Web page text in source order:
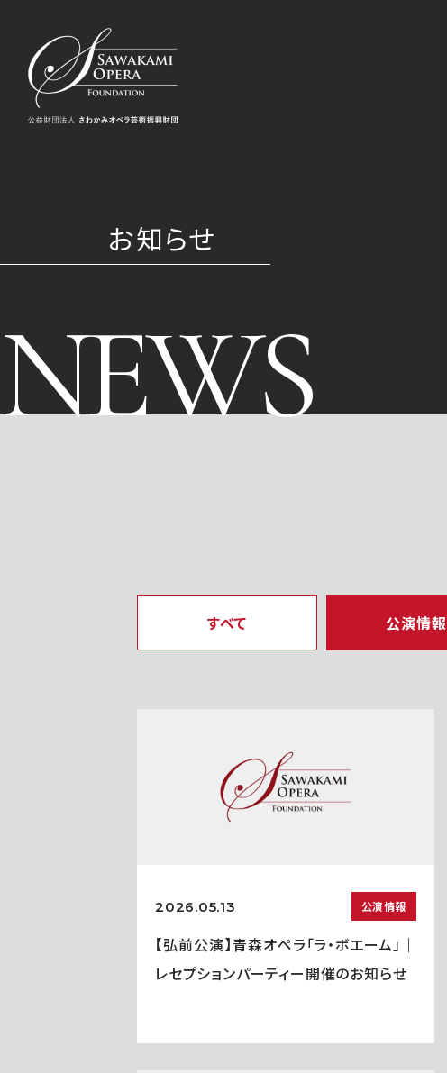
お知らせ
NEWS
すべて 公演情報
2026.05.13 公演情報
【弘前公演】青森オペラ「ラ・ボエーム」｜
レセプションパーティー開催のお知らせ